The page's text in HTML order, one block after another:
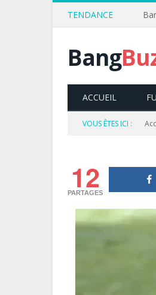
TENDANCE
Bang
ACCUEIL
VOUS ÊTES ICI :
12
PARTAGES